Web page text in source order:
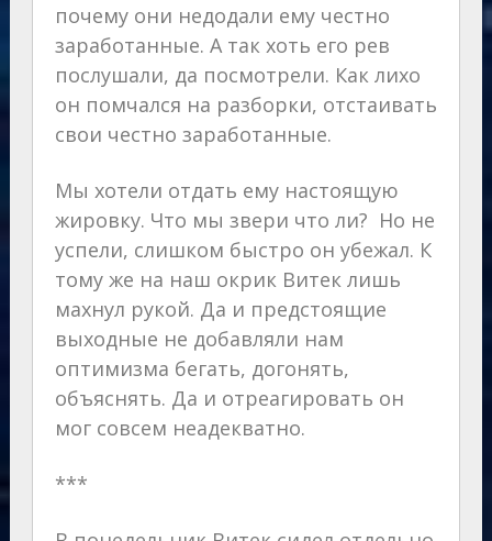
почему они недодали ему честно
заработанные. А так хоть его рев
послушали, да посмотрели. Как лихо
он помчался на разборки, отстаивать
свои честно заработанные.
Мы хотели отдать ему настоящую
жировку. Что мы звери что ли? Но не
успели, слишком быстро он убежал. К
тому же на наш окрик Витек лишь
махнул рукой. Да и предстоящие
выходные не добавляли нам
оптимизма бегать, догонять,
объяснять. Да и отреагировать он
мог совсем неадекватно.
***